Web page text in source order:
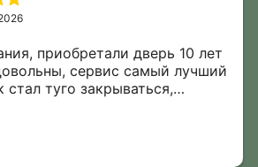
приобретали дверь 10 лет
сервис самый лучший
туго закрываться,
Приехал в этот же день,
все смазал. Замена
Работы выполнены